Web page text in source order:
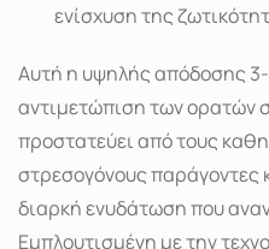
ενίσχυση της
Αυτή η υψηλής απόδοσης
αντιμετώπιση των ορατών
προστατεύει από τους
στρεσογόνους παράγοντες
διαρκή ενυδάτωση που
Εμπλουτισμένη με την